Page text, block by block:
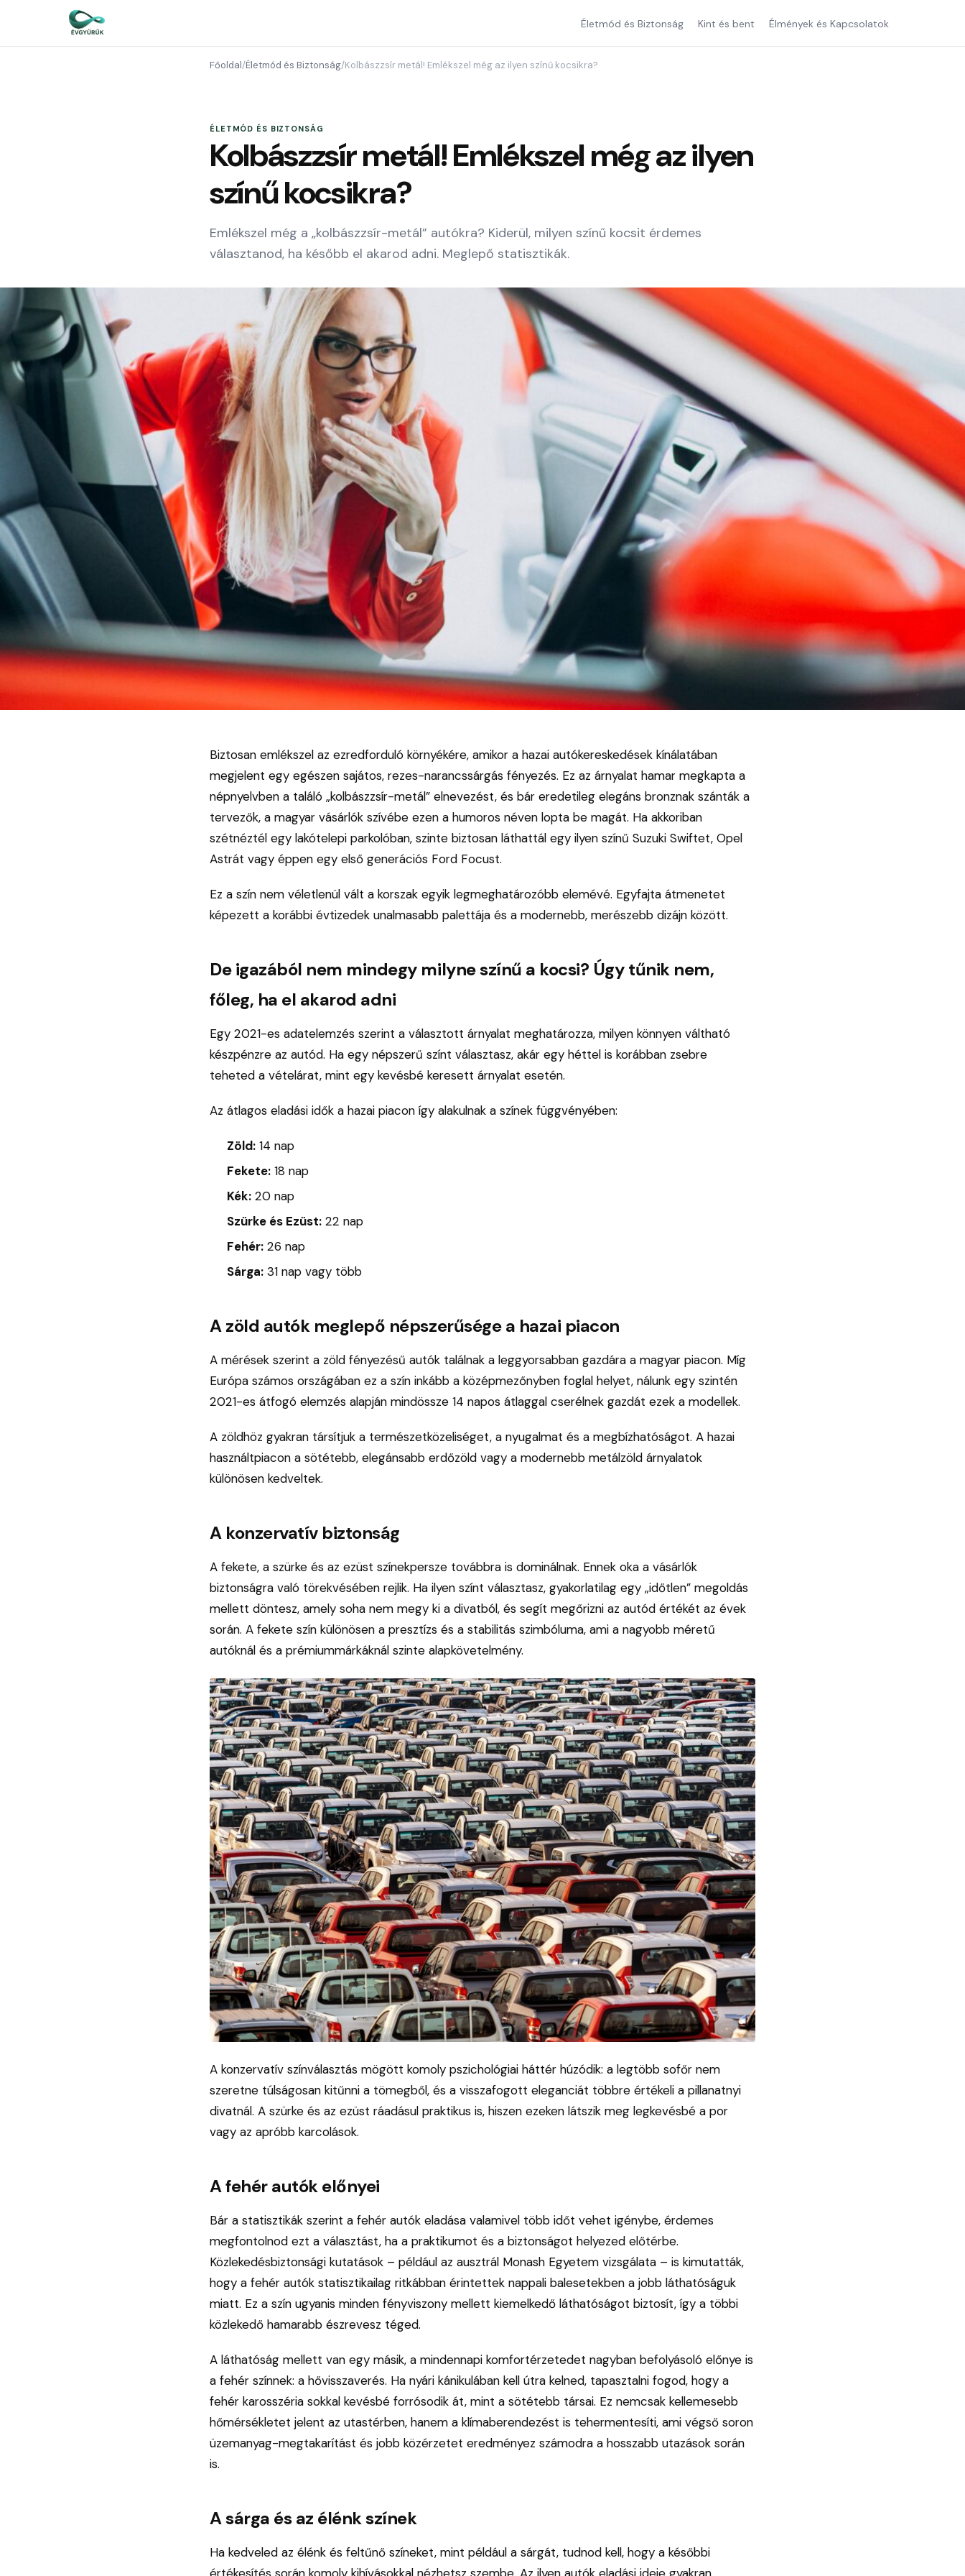
Életmód és Biztonság Kint és bent Élmények és Kapcsolatok
Főoldal/Életmód és Biztonság/Kolbászzsír metál! Emlékszel még az ilyen színű kocsikra?
ÉLETMÓD ÉS BIZTONSÁG
Kolbászzsír metál! Emlékszel még az ilyen
színű kocsikra?
Emlékszel még a „kolbászzsír-metál” autókra? Kiderül, milyen színű kocsit érdemes
választanod, ha később el akarod adni. Meglepő statisztikák.
Biztosan emlékszel az ezredforduló környékére, amikor a hazai autókereskedések kínálatában
megjelent egy egészen sajátos, rezes-narancssárgás fényezés. Ez az árnyalat hamar megkapta a
népnyelvben a találó „kolbászzsír-metál” elnevezést, és bár eredetileg elegáns bronznak szánták a
tervezők, a magyar vásárlók szívébe ezen a humoros néven lopta be magát. Ha akkoriban
szétnéztél egy lakótelepi parkolóban, szinte biztosan láthattál egy ilyen színű Suzuki Swiftet, Opel
Astrát vagy éppen egy első generációs Ford Focust.
Ez a szín nem véletlenül vált a korszak egyik legmeghatározóbb elemévé. Egyfajta átmenetet
képezett a korábbi évtizedek unalmasabb palettája és a modernebb, merészebb dizájn között.
De igazából nem mindegy milyne színű a kocsi? Úgy tűnik nem,
főleg, ha el akarod adni
Egy 2021-es adatelemzés szerint a választott árnyalat meghatározza, milyen könnyen váltható
készpénzre az autód. Ha egy népszerű színt választasz, akár egy héttel is korábban zsebre
teheted a vételárat, mint egy kevésbé keresett árnyalat esetén.
Az átlagos eladási idők a hazai piacon így alakulnak a színek függvényében:
Zöld: 14 nap
Fekete: 18 nap
Kék: 20 nap
Szürke és Ezüst: 22 nap
Fehér: 26 nap
Sárga: 31 nap vagy több
A zöld autók meglepő népszerűsége a hazai piacon
A mérések szerint a zöld fényezésű autók találnak a leggyorsabban gazdára a magyar piacon. Míg
Európa számos országában ez a szín inkább a középmezőnyben foglal helyet, nálunk egy szintén
2021-es átfogó elemzés alapján mindössze 14 napos átlaggal cserélnek gazdát ezek a modellek.
A zöldhöz gyakran társítjuk a természetközeliséget, a nyugalmat és a megbízhatóságot. A hazai
használtpiacon a sötétebb, elegánsabb erdőzöld vagy a modernebb metálzöld árnyalatok
különösen kedveltek.
A konzervatív biztonság
A fekete, a szürke és az ezüst színekpersze továbbra is dominálnak. Ennek oka a vásárlók
biztonságra való törekvésében rejlik. Ha ilyen színt választasz, gyakorlatilag egy „időtlen” megoldás
mellett döntesz, amely soha nem megy ki a divatból, és segít megőrizni az autód értékét az évek
során. A fekete szín különösen a presztízs és a stabilitás szimbóluma, ami a nagyobb méretű
autóknál és a prémiummárkáknál szinte alapkövetelmény.
A konzervatív színválasztás mögött komoly pszichológiai háttér húzódik: a legtöbb sofőr nem
szeretne túlságosan kitűnni a tömegből, és a visszafogott eleganciát többre értékeli a pillanatnyi
divatnál. A szürke és az ezüst ráadásul praktikus is, hiszen ezeken látszik meg legkevésbé a por
vagy az apróbb karcolások.
A fehér autók előnyei
Bár a statisztikák szerint a fehér autók eladása valamivel több időt vehet igénybe, érdemes
megfontolnod ezt a választást, ha a praktikumot és a biztonságot helyezed előtérbe.
Közlekedésbiztonsági kutatások – például az ausztrál Monash Egyetem vizsgálata – is kimutatták,
hogy a fehér autók statisztikailag ritkábban érintettek nappali balesetekben a jobb láthatóságuk
miatt. Ez a szín ugyanis minden fényviszony mellett kiemelkedő láthatóságot biztosít, így a többi
közlekedő hamarabb észrevesz téged.
A láthatóság mellett van egy másik, a mindennapi komfortérzetedet nagyban befolyásoló előnye is
a fehér színnek: a hővisszaverés. Ha nyári kánikulában kell útra kelned, tapasztalni fogod, hogy a
fehér karosszéria sokkal kevésbé forrósodik át, mint a sötétebb társai. Ez nemcsak kellemesebb
hőmérsékletet jelent az utastérben, hanem a klímaberendezést is tehermentesíti, ami végső soron
üzemanyag-megtakarítást és jobb közérzetet eredményez számodra a hosszabb utazások során
is.
A sárga és az élénk színek
Ha kedveled az élénk és feltűnő színeket, mint például a sárgát, tudnod kell, hogy a későbbi